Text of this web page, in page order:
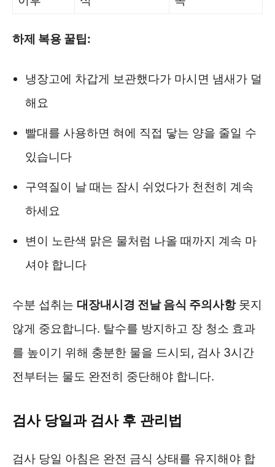
하제 복용 꿀팁:
냉장고에 차갑게 보관했다가 마시면 냄새가 덜
해요
빨대를 사용하면 혀에 직접 닿는 양을 줄일 수
있습니다
구역질이 날 때는 잠시 쉬었다가 천천히 계속
하세요
변이 노란색 맑은 물처럼 나올 때까지 계속 마
셔야 합니다
수분 섭취는 대장내시경 전날 음식 주의사항못지
않게 중요합니다. 탈수를 방지하고 장 청소 효과
를 높이기 위해 충분한 물을 드시되, 검사 3시간
전부터는 물도 완전히 중단해야 합니다.
검사 당일과 검사 후 관리법
검사 당일 아침은 완전 금식 상태를 유지해야 합